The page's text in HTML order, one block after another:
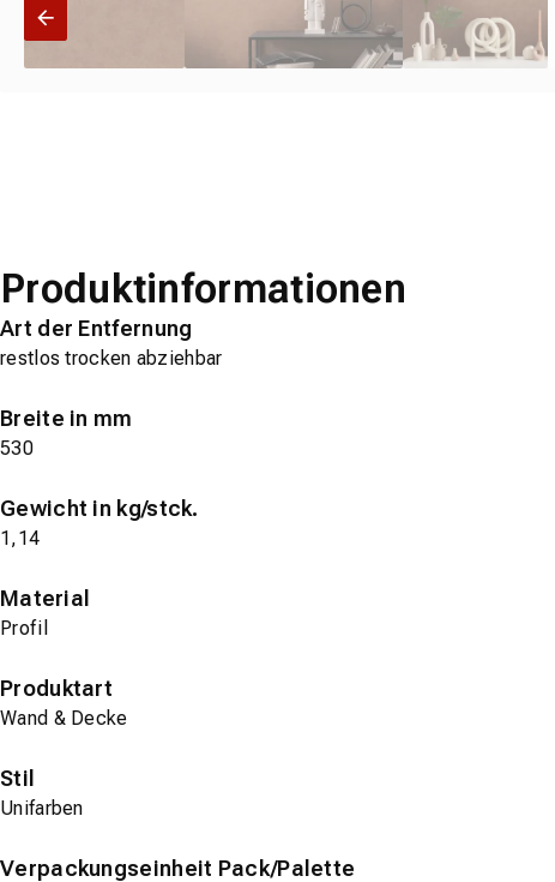
Produktinformationen
Art der Entfernung
restlos trocken abziehbar
Breite in mm
530
Gewicht in kg/stck.
1,14
Material
Profil
Produktart
Wand & Decke
Stil
Unifarben
Verpackungseinheit Pack/Palette